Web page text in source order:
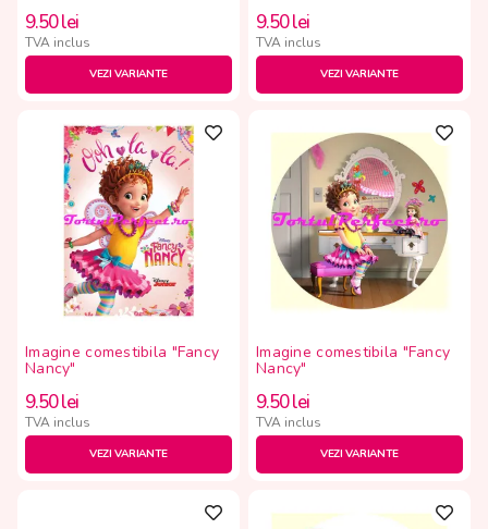
9.50lei
TVA inclus
VEZI VARIANTE
9.50lei
TVA inclus
VEZI VARIANTE
Imagine comestibila "Fancy
Nancy"
9.50lei
TVA inclus
VEZI VARIANTE
Imagine comestibila "Fancy
Nancy"
9.50lei
TVA inclus
VEZI VARIANTE